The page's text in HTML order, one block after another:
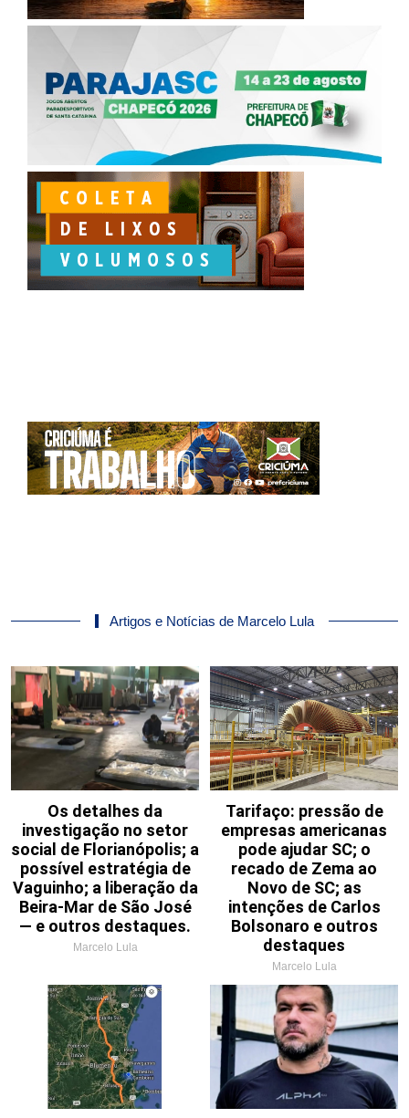
Artigos e Notícias de Marcelo Lula
Os detalhes da
investigação no setor
social de Florianópolis; a
possível estratégia de
Vaguinho; a liberação da
Beira-Mar de São José
— e outros destaques.
Marcelo Lula
Tarifaço: pressão de
empresas americanas
pode ajudar SC; o
recado de Zema ao
Novo de SC; as
intenções de Carlos
Bolsonaro e outros
destaques
Marcelo Lula